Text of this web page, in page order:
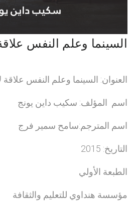
السينما وعلم النفس
العنوان: السينما وعلم النفس علاقة
اسم المؤلف: سكيب داين يونج
اسم المترجم:سامح سمير فرج
التاريخ: 2015
الطبعة الأولي
مؤسسة هنداوي للتعليم والثقافة